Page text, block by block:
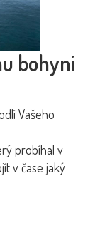
bohyni
Vašeho
probíhal v
v čase jaký